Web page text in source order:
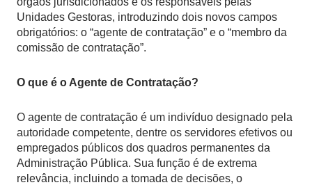
Unidades Gestoras, introduzindo dois novos campos
obrigatórios: o “agente de contratação” e o “membro da
comissão de contratação”.
O que é o Agente de Contratação?
O agente de contratação é um indivíduo designado pela
autoridade competente, dentre os servidores efetivos ou
empregados públicos dos quadros permanentes da
Administração Pública. Sua função é de extrema
relevância, incluindo a tomada de decisões, o